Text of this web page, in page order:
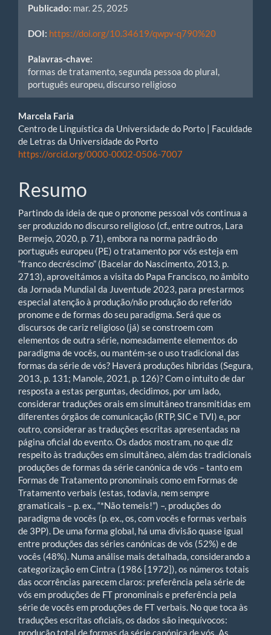
Publicado: mar. 25, 2025
DOI: https://doi.org/10.34619/qwpv-q790%20
Palavras-chave:
formas de tratamento, segunda pessoa do plural,
português europeu, discurso religioso
Main
Article
Content
Marcela Faria
Centro de Linguística da Universidade do Porto | Faculdade
de Letras da Universidade do Porto
https://orcid.org/0000-0002-0506-7007
Resumo
Partindo da ideia de que o pronome pessoal vós continua a
ser produzido no discurso religioso (cf., entre outros, Lara
Bermejo, 2020, p. 71), embora na norma padrão do
português europeu (PE) o tratamento por vós esteja em
“franco decréscimo” (Bacelar do Nascimento, 2013, p.
2713), aproveitámos a visita do Papa Francisco, no âmbito
da Jornada Mundial da Juventude 2023, para prestarmos
especial atenção à produção/não produção do referido
pronome e de formas do seu paradigma. Será que os
discursos de cariz religioso (já) se constroem com
elementos de outra série, nomeadamente elementos do
paradigma de vocês, ou mantém-se o uso tradicional das
formas da série de vós? Haverá produções híbridas (Segura,
2013, p. 131; Manole, 2021, p. 126)? Com o intuito de dar
resposta a estas perguntas, decidimos, por um lado,
considerar traduções orais em simultâneo transmitidas em
diferentes órgãos de comunicação (RTP, SIC e TVI) e, por
outro, considerar as traduções escritas apresentadas na
página oficial do evento. Os dados mostram, no que diz
respeito às traduções em simultâneo, além das tradicionais
produções de formas da série canónica de vós – tanto em
Formas de Tratamento pronominais como em Formas de
Tratamento verbais (estas, todavia, nem sempre
gramaticais – p. ex., “*Não temeis!”) –, produções do
paradigma de vocês (p. ex., os, com vocês e formas verbais
de 3PP). De uma forma global, há uma divisão quase igual
entre produções das séries canónicas de vós (52%) e de
vocês (48%). Numa análise mais detalhada, considerando a
categorização em Cintra (1986 [1972]), os números totais
das ocorrências parecem claros: preferência pela série de
vós em produções de FT pronominais e preferência pela
série de vocês em produções de FT verbais. No que toca às
traduções escritas oficiais, os dados são inequívocos:
produção total de formas da série canónica de vós. As